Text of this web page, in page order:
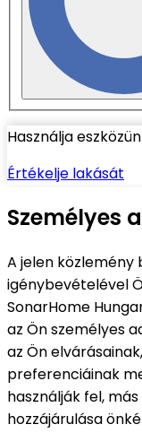
Használja
Értékelje lakását
Személyes
A jelen közlemény
igénybevételével
SonarHome
az Ön személyes
az Ön
preferenciáinak
használják fel,
hozzájárulása